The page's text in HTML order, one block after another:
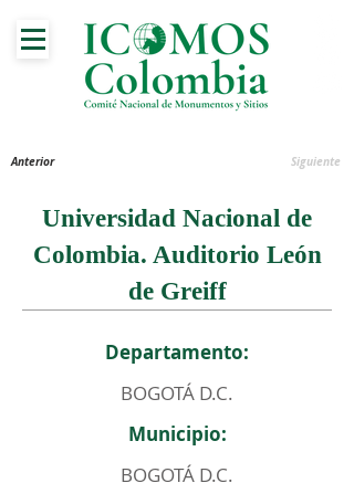
Anterior Siguiente
Universidad Nacional de
Colombia. Auditorio León
de Greiff
Departamento:
BOGOTÁ D.C.
Municipio:
BOGOTÁ D.C.